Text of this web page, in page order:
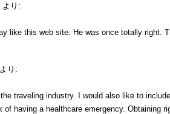
より:
like this web site. He was once totally right.
より:
traveling industry. I would also like to
of having a healthcare emergency. Obtaining